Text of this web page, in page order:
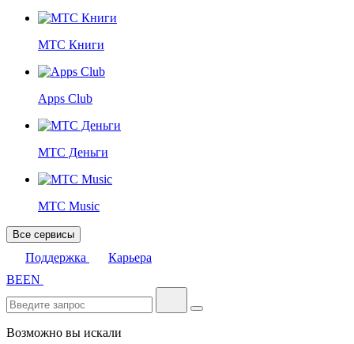
МТС Книги
Apps Club
МТС Деньги
МТС Music
Все сервисы
Поддержка
Карьера
BEEN
Возможно вы искали